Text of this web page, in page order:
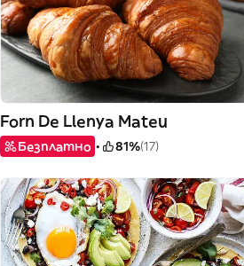
Forn De Llenya Mateu
Безплатно 81%(17)